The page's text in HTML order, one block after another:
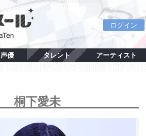
ログイン
声優 タレント アーティスト
桐下愛未